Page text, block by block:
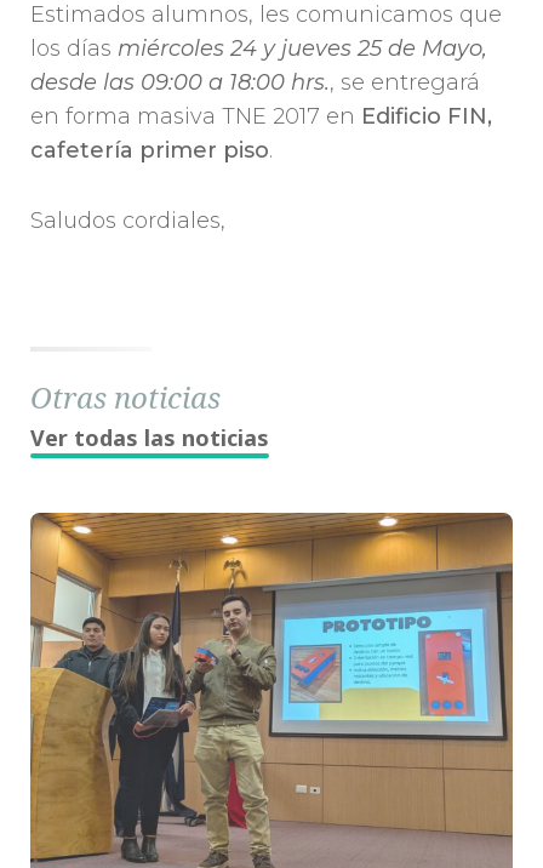
Estimados alumnos, les comunicamos que
los días miércoles 24 y jueves 25 de Mayo,
desde las 09:00 a 18:00 hrs., se entregará
en forma masiva TNE 2017 en Edificio FIN,
cafetería primer piso.
Saludos cordiales,
Otras noticias
Ver todas las noticias